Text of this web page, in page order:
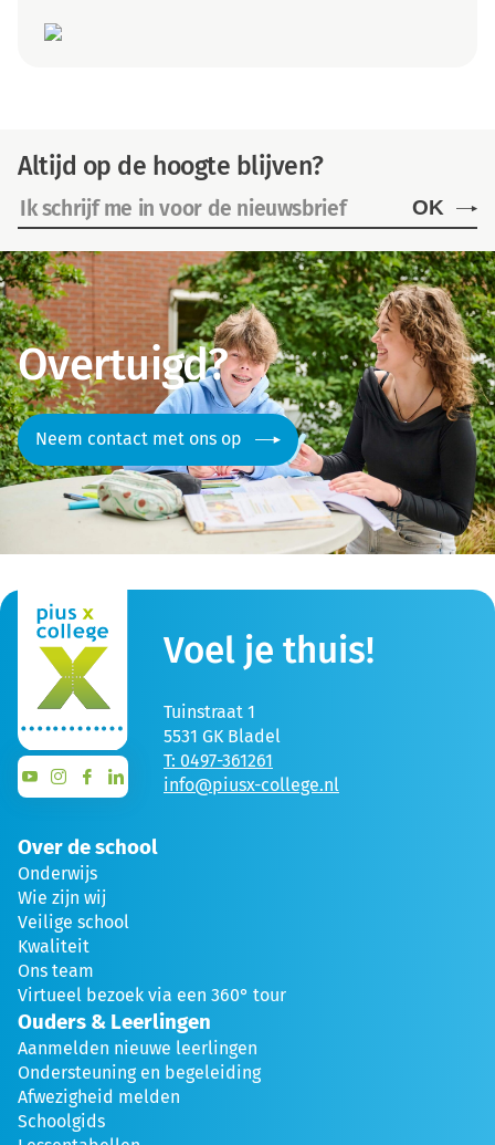
Altijd op de hoogte blijven?
OK
Overtuigd?
Neem contact met ons op
Voel je thuis!
Tuinstraat 1
5531 GK Bladel
T: 0497-361261
info@piusx-college.nl
Over de school
Onderwijs
Wie zijn wij
Veilige school
Kwaliteit
Ons team
Virtueel bezoek via een 360° tour
Ouders & Leerlingen
Aanmelden nieuwe leerlingen
Ondersteuning en begeleiding
Afwezigheid melden
Schoolgids